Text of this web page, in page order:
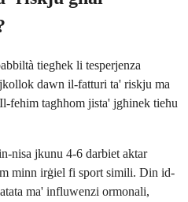
tiegħek li tesperjenza
dawn il-fatturi ta' riskju ma
fehim tagħhom jista' jgħinek tieħu
nisa jkunu 4-6 darbiet aktar
minn irġiel fi sport simili. Din id-
ma' influwenzi ormonali,